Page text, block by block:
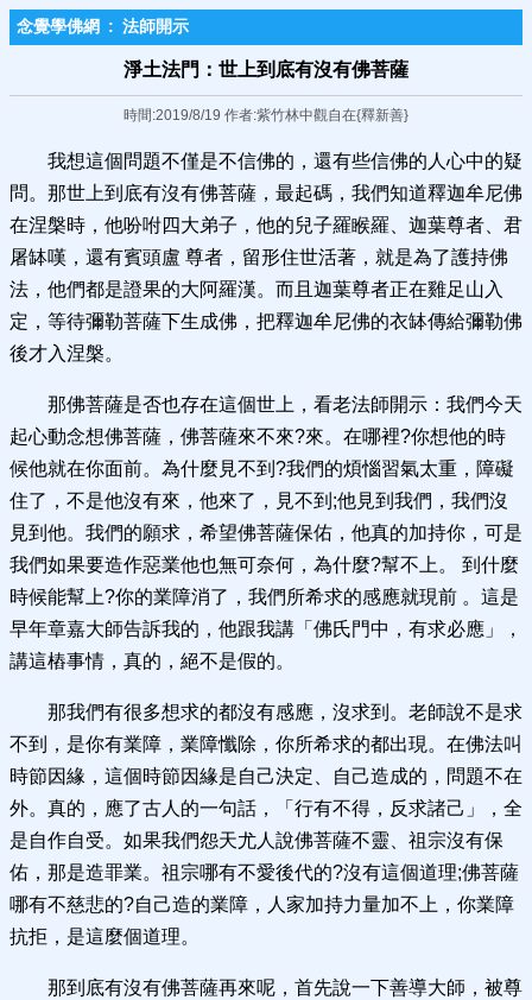
念覺學佛網 : 法師開示
淨土法門：世上到底有沒有佛菩薩
時間:2019/8/19 作者:紫竹林中觀自在{釋新善}
我想這個問題不僅是不信佛的，還有些信佛的人心中的疑
問。那世上到底有沒有佛菩薩，最起碼，我們知道釋迦牟尼佛
在涅槃時，他吩咐四大弟子，他的兒子羅睺羅、迦葉尊者、君
屠缽嘆，還有賓頭盧 尊者，留形住世活著，就是為了護持佛
法，他們都是證果的大阿羅漢。而且迦葉尊者正在雞足山入
定，等待彌勒菩薩下生成佛，把釋迦牟尼佛的衣缽傳給彌勒佛
後才入涅槃。
那佛菩薩是否也存在這個世上，看老法師開示：我們今天
起心動念想佛菩薩，佛菩薩來不來?來。在哪裡?你想他的時
候他就在你面前。為什麼見不到?我們的煩惱習氣太重，障礙
住了，不是他沒有來，他來了，見不到;他見到我們，我們沒
見到他。我們的願求，希望佛菩薩保佑，他真的加持你，可是
我們如果要造作惡業他也無可奈何，為什麼?幫不上。 到什麼
時候能幫上?你的業障消了，我們所希求的感應就現前 。這是
早年章嘉大師告訴我的，他跟我講「佛氏門中，有求必應」，
講這樁事情，真的，絕不是假的。
那我們有很多想求的都沒有感應，沒求到。老師說不是求
不到，是你有業障，業障懺除，你所希求的都出現。在佛法叫
時節因緣，這個時節因緣是自己決定、自己造成的，問題不在
外。真的，應了古人的一句話，「行有不得，反求諸己」，全
是自作自受。如果我們怨天尤人說佛菩薩不靈、祖宗沒有保
佑，那是造罪業。祖宗哪有不愛後代的?沒有這個道理;佛菩薩
哪有不慈悲的?自己造的業障，人家加持力量加不上，你業障
抗拒，是這麼個道理。
那到底有沒有佛菩薩再來呢，首先說一下善導大師，被尊